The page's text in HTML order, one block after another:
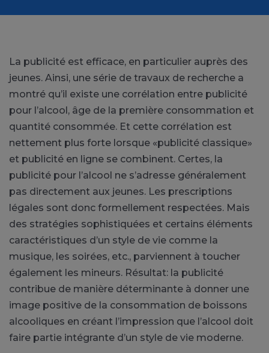
La publicité est efficace, en particulier auprès des
jeunes. Ainsi, une série de travaux de recherche a
montré qu’il existe une corrélation entre publicité
pour l’alcool, âge de la première consommation et
quantité consommée. Et cette corrélation est
nettement plus forte lorsque «publicité classique»
et publicité en ligne se combinent. Certes, la
publicité pour l’alcool ne s’adresse généralement
pas directement aux jeunes. Les prescriptions
légales sont donc formellement respectées. Mais
des stratégies sophistiquées et certains éléments
caractéristiques d’un style de vie comme la
musique, les soirées, etc., parviennent à toucher
également les mineurs. Résultat: la publicité
contribue de manière déterminante à donner une
image positive de la consommation de boissons
alcooliques en créant l’impression que l’alcool doit
faire partie intégrante d’un style de vie moderne.